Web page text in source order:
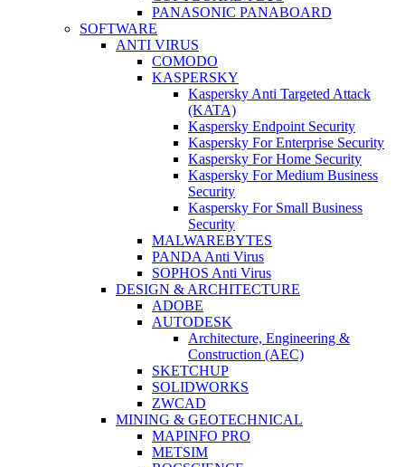
PANASONIC PANABOARD
SOFTWARE
ANTI VIRUS
COMODO
KASPERSKY
Kaspersky Anti Targeted Attack
(KATA)
Kaspersky Endpoint Security
Kaspersky For Enterprise Security
Kaspersky For Home Security
Kaspersky For Medium Business
Security
Kaspersky For Small Business
Security
MALWAREBYTES
PANDA Anti Virus
SOPHOS Anti Virus
DESIGN & ARCHITECTURE
ADOBE
AUTODESK
Architecture, Engineering &
Construction (AEC)
SKETCHUP
SOLIDWORKS
ZWCAD
MINING & GEOTECHNICAL
MAPINFO PRO
METSIM